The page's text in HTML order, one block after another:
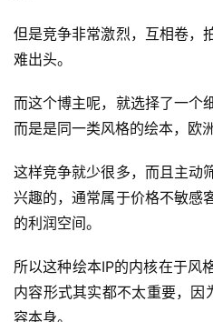
首
页
行
业
快
讯
但是竞争非常激烈，互相卷，
难出头。
而这个博主呢，就选择了一个
而是是同一类风格的绘本，欧
这样竞争就少很多，而且主动
兴趣的，通常属于价格不敏感
的利润空间。
所以这种绘本IP的内核在于风
内容形式其实都不太重要，
容本身。